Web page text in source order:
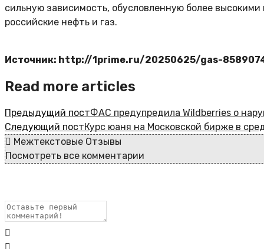
сильную зависимость, обусловленную более
российские нефть и газ.
Источник: http://1prime.ru/20250625/gas-
Read more articles
Предыдущий постФАС предупредила Wildberries о
Следующий постКурс юаня на Московской бирже в
Межтекстовые Отзывы
Посмотреть все комментарии